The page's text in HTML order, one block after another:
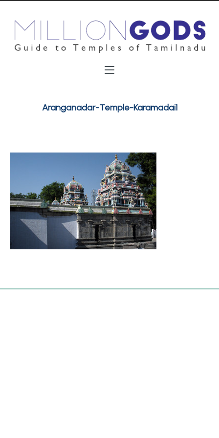
Aranganadar-Temple-Karamadai1